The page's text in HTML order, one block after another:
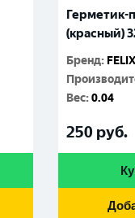
Герметик-
(красный)
Бренд: FELIX
Вес:0.04
250 руб.